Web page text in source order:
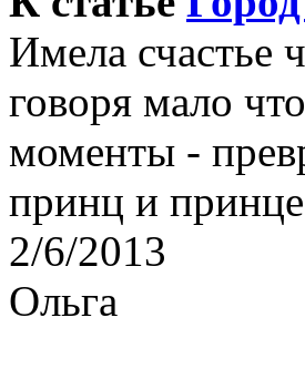
Имела счастье
говоря мало
моменты -
принц и
2/6/2013
Ольга